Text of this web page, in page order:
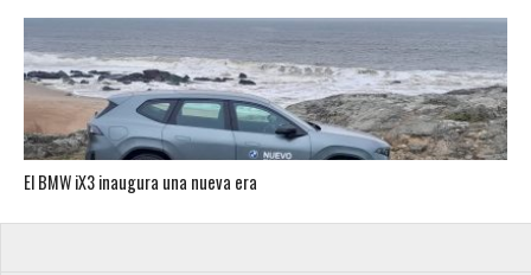
El BMW iX3 inaugura una nueva era